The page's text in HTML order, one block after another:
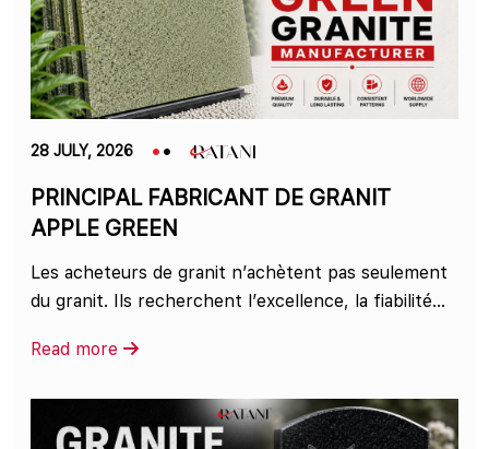
28 JULY, 2026
PRINCIPAL FABRICANT DE GRANIT
APPLE GREEN
Les acheteurs de granit n’achètent pas seulement
du granit. Ils recherchent l’excellence, la fiabilité...
Read more